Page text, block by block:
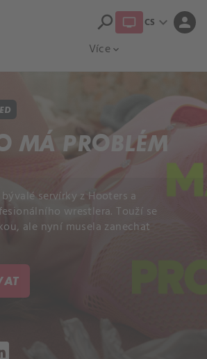
Více expand_more
search CS expand_more person
MÁ PROBLÉM
servírky z Hooters a
wrestlera. Touží se
ale nyní musela zanechat